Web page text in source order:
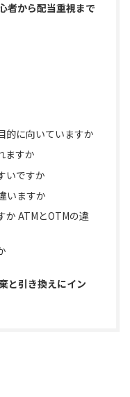
者から配当重視まで
的に向いていますか
ますか
いですか
いますか
か ATMとOTMの違
と引き換えにイン